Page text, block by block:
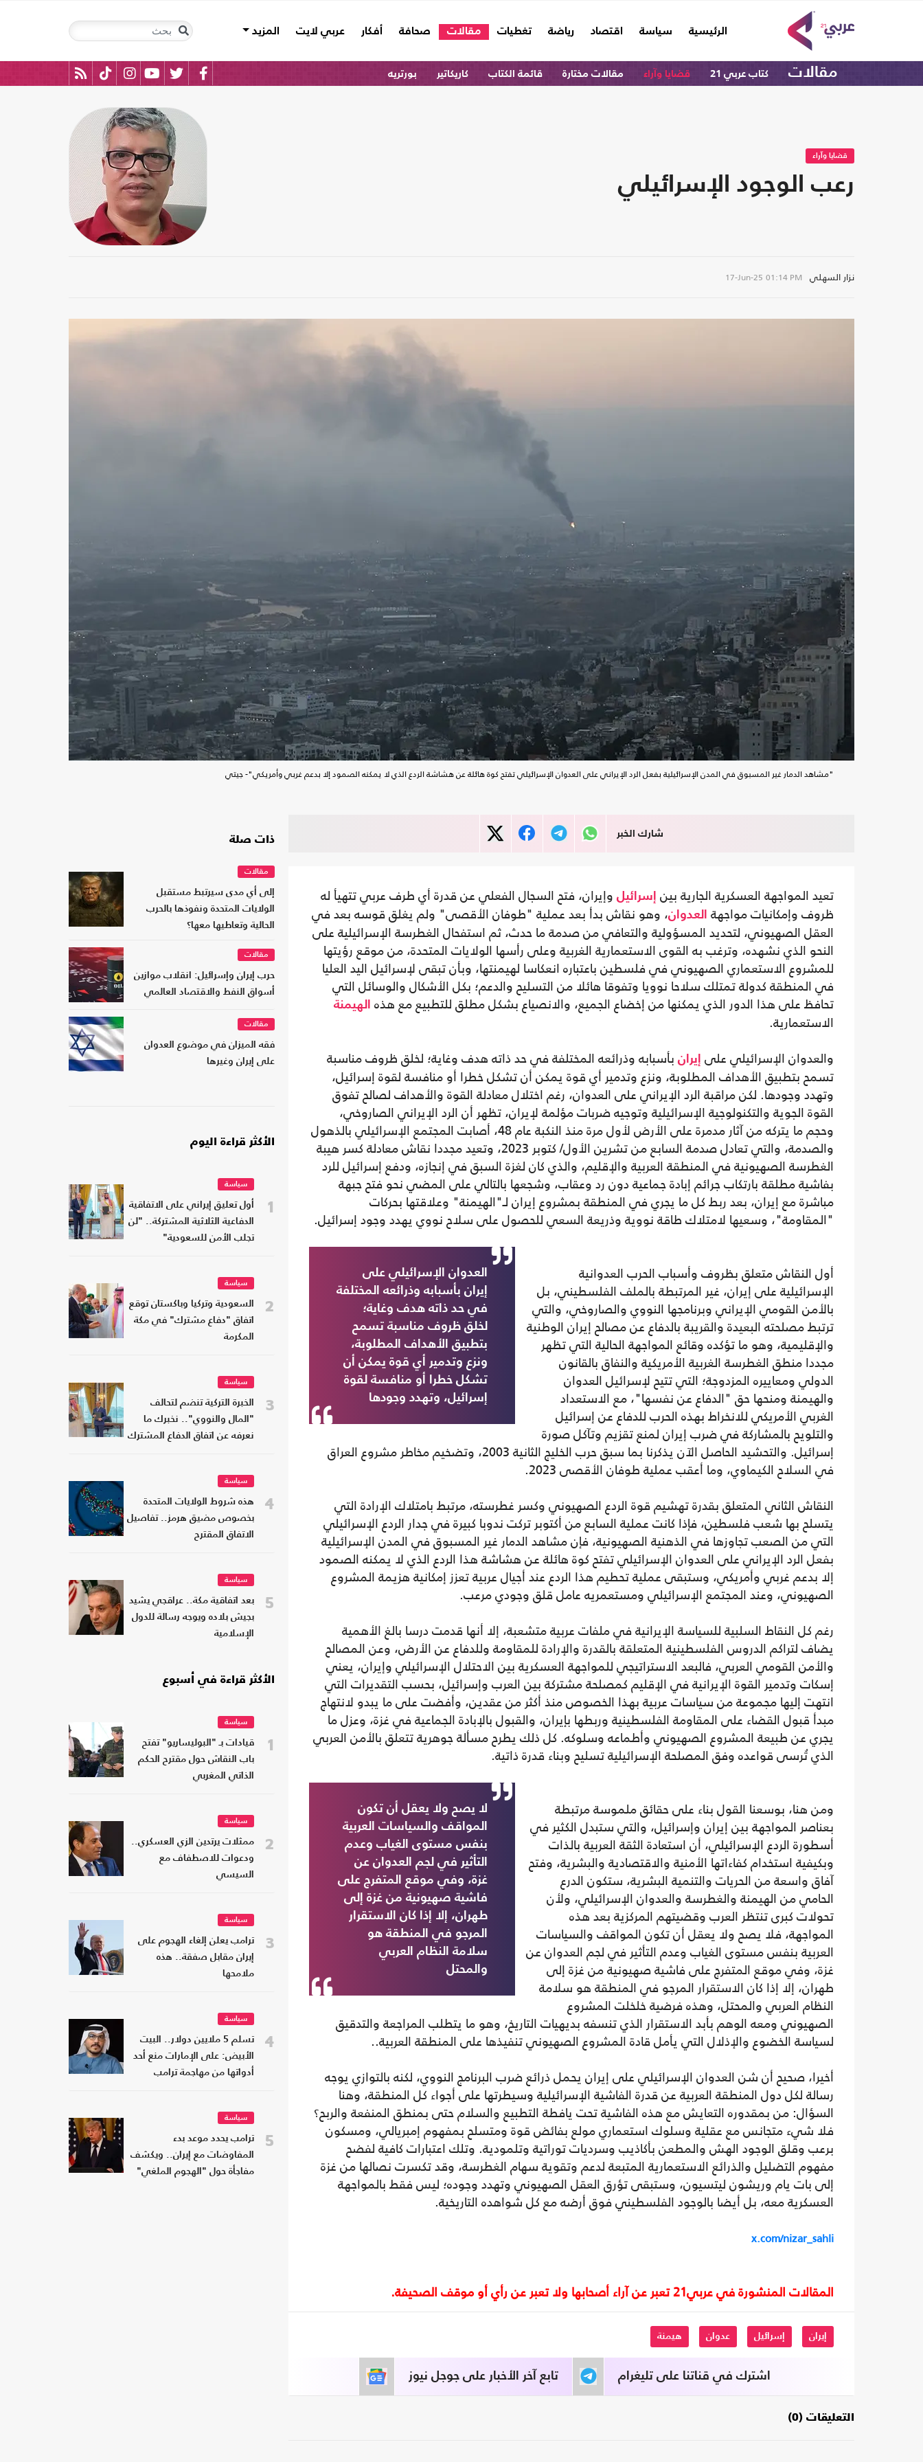
الرئيسية
(current) سياسة اقتصاد رياضة تغطيات مقالات صحافة أفكار عربي لايت المزيد
مقالات كتاب عربي 21 قضايا وآراء مقالات مختارة قائمة الكتاب كاريكاتير بورتريه
قضايا وآراء
رعب الوجود الإسرائيلي
نزار السهلي 17-Jun-25 01:14 PM
"مشاهد الدمار غير المسبوق في المدن الإسرائيلية بفعل الرد الإيراني على العدوان الإسرائيلي تفتح كوة هائلة عن هشاشة الردع الذي لا يمكنه الصمود إلا بدعم غربي وأمريكي"- جيتي
شارك الخبر
تعيد المواجهة العسكرية الجارية بين إسرائيل وإيران، فتح السجال الفعلي عن قدرة أي طرف عربي تتهيأ له
ظروف وإمكانيات مواجهة
العدوان، وهو نقاش بدأ بعد عملية "طوفان الأقصى" ولم يغلق قوسه بعد في
العقل الصهيوني، لتحديد المسؤولية والتعافي من صدمة ما حدث، ثم استفحال الغطرسة الإسرائيلية على
النحو الذي نشهده، وترغب به القوى الاستعمارية الغربية وعلى رأسها الولايات المتحدة، من موقع رؤيتها
للمشروع الاستعماري الصهيوني في فلسطين باعتباره انعكاسا لهيمنتها، وبأن تبقى لإسرائيل اليد العليا
في المنطقة كدولة تمتلك سلاحا نوويا وتفوقا هائلا من التسليح والدعم؛ بكل الأشكال والوسائل التي
تحافظ على هذا الدور الذي يمكنها من إخضاع الجميع، والانصياع بشكل مطلق للتطبيع مع هذه
الهيمنة
الاستعمارية.
والعدوان الإسرائيلي على
إيران بأسبابه وذرائعه المختلفة في حد ذاته هدف وغاية؛ لخلق ظروف مناسبة
تسمح بتطبيق الأهداف المطلوبة، ونزع وتدمير أي قوة يمكن أن تشكل خطرا أو منافسة لقوة إسرائيل،
وتهدد وجودها. لكن مراقبة الرد الإيراني على العدوان، رغم اختلال معادلة القوة والأهداف لصالح تفوق
القوة الجوية والتكنولوجية الإسرائيلية وتوجيه ضربات مؤلمة لإيران، تظهر أن الرد الإيراني الصاروخي،
وحجم ما يتركه من آثار مدمرة على الأرض لأول مرة منذ النكبة عام 48، أصابت المجتمع الإسرائيلي بالذهول
والصدمة، والتي تعادل صدمة السابع من تشرين الأول/ كتوبر 2023، وتعيد مجددا نقاش معادلة كسر هيبة
الغطرسة الصهيونية في المنطقة العربية والإقليم، والذي كان لغزة السبق في إنجازه، ودفع إسرائيل للرد
بفاشية مطلقة بارتكاب جرائم إبادة جماعية دون رد وعقاب، وشجعها بالتالي على المضي نحو فتح جبهة
مباشرة مع إيران، بعد ربط كل ما يجري في المنطقة بمشروع إيران لـ"الهيمنة" وعلاقتها بحركات
"المقاومة"، وسعيها لامتلاك طاقة نووية وذريعة السعي للحصول على سلاح نووي يهدد وجود إسرائيل.
العدوان الإسرائيلي على
إيران بأسبابه وذرائعه المختلفة
في حد ذاته هدف وغاية؛
لخلق ظروف مناسبة تسمح
بتطبيق الأهداف المطلوبة،
ونزع وتدمير أي قوة يمكن أن
تشكل خطرا أو منافسة لقوة
إسرائيل، وتهدد وجودها
أول النقاش متعلق بظروف وأسباب الحرب العدوانية
الإسرائيلية على إيران، غير المرتبطة بالملف الفلسطيني، بل
بالأمن القومي الإيراني وبرنامجها النووي والصاروخي، والتي
ترتبط مصلحته البعيدة والقريبة بالدفاع عن مصالح إيران الوطنية
والإقليمية، وهو ما تؤكده وقائع المواجهة الحالية التي تظهر
مجددا منطق الغطرسة الغربية الأمريكية والنفاق بالقانون
الدولي ومعاييره المزدوجة؛ التي تتيح لإسرائيل العدوان
والهيمنة ومنحها حق "الدفاع عن نفسها"، مع الاستعداد
الغربي الأمريكي للانخراط بهذه الحرب للدفاع عن إسرائيل
والتلويح بالمشاركة في ضرب إيران لمنع تقزيم وتآكل صورة
إسرائيل. والتحشيد الحاصل الآن يذكرنا بما سبق حرب الخليج الثانية 2003، وتضخيم مخاطر مشروع العراق
في السلاح الكيماوي، وما أعقب عملية طوفان الأقصى 2023.
النقاش الثاني المتعلق بقدرة تهشيم قوة الردع الصهيوني وكسر غطرسته، مرتبط بامتلاك الإرادة التي
يتسلح بها شعب فلسطين، فإذا كانت عملية السابع من أكتوبر تركت ندوبا كبيرة في جدار الردع الإسرائيلي
التي من الصعب تجاوزها في الذهنية الصهيونية، فإن مشاهد الدمار غير المسبوق في المدن الإسرائيلية
بفعل الرد الإيراني على العدوان الإسرائيلي تفتح كوة هائلة عن هشاشة هذا الردع الذي لا يمكنه الصمود
إلا بدعم غربي وأمريكي، وستبقى عملية تحطيم هذا الردع عند أجيال عربية تعزز إمكانية هزيمة المشروع
الصهيوني، وعند المجتمع الإسرائيلي ومستعمريه عامل قلق وجودي مرعب.
رغم كل النقاط السلبية للسياسة الإيرانية في ملفات عربية متشعبة، إلا أنها قدمت درسا بالغ الأهمية
يضاف لتراكم الدروس الفلسطينية المتعلقة بالقدرة والإرادة للمقاومة وللدفاع عن الأرض، وعن المصالح
والأمن القومي العربي، فالبعد الاستراتيجي للمواجهة العسكرية بين الاحتلال الإسرائيلي وإيران، يعني
إسكات وتدمير القوة الإيرانية في الإقليم كمصلحة مشتركة بين العرب وإسرائيل، بحسب التقديرات التي
انتهت إليها مجموعة من سياسات عربية بهذا الخصوص منذ أكثر من عقدين، وأفضت على ما يبدو لانتهاج
مبدأ قبول القضاء على المقاومة الفلسطينية وربطها بإيران، والقبول بالإبادة الجماعية في غزة، وعزل ما
يجري عن طبيعة المشروع الصهيوني وأطماعه وسلوكه. كل ذلك يطرح مسألة جوهرية تتعلق بالأمن العربي
الذي تُرسى قواعده وفق المصلحة الإسرائيلية تسليح وبناء قدرة ذاتية.
لا يصح ولا يعقل أن تكون
المواقف والسياسات العربية
بنفس مستوى الغياب وعدم
التأثير في لجم العدوان عن
غزة، وفي موقع المتفرج على
فاشية صهيونية من غزة إلى
طهران، إلا إذا كان الاستقرار
المرجو في المنطقة هو
سلامة النظام العربي
والمحتل
ومن هنا، بوسعنا القول بناء على حقائق ملموسة مرتبطة
بعناصر المواجهة بين إيران وإسرائيل، والتي ستبدل الكثير في
أسطورة الردع الإسرائيلي، أن استعادة الثقة العربية بالذات
وبكيفية استخدام كفاءاتها الأمنية والاقتصادية والبشرية، وفتح
آفاق واسعة من الحريات والتنمية البشرية، ستكون الدرع
الحامي من الهيمنة والغطرسة والعدوان الإسرائيلي، ولأن
تحولات كبرى تنتظر العرب وقضيتهم المركزية بعد هذه
المواجهة، فلا يصح ولا يعقل أن تكون المواقف والسياسات
العربية بنفس مستوى الغياب وعدم التأثير في لجم العدوان عن
غزة، وفي موقع المتفرج على فاشية صهيونية من غزة إلى
طهران، إلا إذا كان الاستقرار المرجو في المنطقة هو سلامة
النظام العربي والمحتل، وهذه فرضية خلخلت المشروع
الصهيوني ومعه الوهم بأبد الاستقرار الذي تنسفه بديهيات التاريخ، وهو ما يتطلب المراجعة والتدقيق
لسياسة الخضوع والإذلال التي يأمل قادة المشروع الصهيوني تنفيذها على المنطقة العربية..
أخيرا، صحيح أن شن العدوان الإسرائيلي على إيران يحمل ذرائع ضرب البرنامج النووي، لكنه بالتوازي يوجه
رسالة لكل دول المنطقة العربية عن قدرة الفاشية الإسرائيلية وسيطرتها على أجواء كل المنطقة، وهنا
السؤال: من بمقدوره التعايش مع هذه الفاشية تحت يافطة التطبيع والسلام حتى بمنطق المنفعة والربح؟
فلا شيء متجانس مع عقلية وسلوك استعماري مولع بفائض قوة ومتسلح بمفهوم إمبريالي، ومسكون
برعب وقلق الوجود الهش والمطعن بأكاذيب وسرديات توراتية وتلمودية. وتلك اعتبارات كافية لفضح
مفهوم التضليل والذرائع الاستعمارية المتبعة لدعم وتقوية سهام الغطرسة، وقد تكسرت نصالها من غزة
إلى بات يام وريشون ليتسيون، وستبقى تؤرق العقل الصهيوني وتهدد وجوده؛ ليس فقط بالمواجهة
العسكرية معه، بل أيضا بالوجود الفلسطيني فوق أرضه مع كل شواهده التاريخية.
x.com/nizar_sahli
المقالات المنشورة في عربي21 تعبر عن آراء أصحابها ولا تعبر عن رأي أو موقف الصحيفة.
إيران إسرائيل عدوان هيمنة
تابع آخر الأخبار على جوجل نيوز اشترك في قناتنا على تليغرام
التعليقات (0)
ذات صلة
مقالات
إلى أي مدى سيرتبط مستقبل
الولايات المتحدة ونفوذها بالحرب
الحالية وتعاطيها معها؟
مقالات
حرب إيران وإسرائيل: انقلاب موازين
أسواق النفط والاقتصاد العالمي
مقالات
فقه الميزان في موضوع العدوان
على إيران وغيرها
الأكثر قراءة اليوم
1
سياسة
أول تعليق إيراني على الاتفاقية
الدفاعية الثلاثية المشتركة.. "لن
تجلب الأمن للسعودية"
2
سياسة
السعودية وتركيا وباكستان توقع
اتفاق "دفاع مشترك" في مكة
المكرمة
3
سياسة
الخبرة التركية تنضم لتحالف
"المال والنووي".. نخبرك ما
نعرفه عن اتفاق الدفاع المشترك
4
سياسة
هذه شروط الولايات المتحدة
بخصوص مضيق هرمز.. تفاصيل
الاتفاق المقترح
5
سياسة
بعد اتفاقية مكة.. عراقجي يشيد
بجيش بلاده ويوجه رسالة للدول
الإسلامية
الأكثر قراءة في أسبوع
1
سياسة
قيادات بـ "البوليساريو" تفتح
باب النقاش حول مقترح الحكم
الذاتي المغربي
2
سياسة
ممثلات يرتدين الزي العسكري..
ودعوات للاصطفاف مع
السيسي
3
سياسة
ترامب يعلن إلغاء الهجوم على
إيران مقابل صفقة.. هذه
ملامحها
4
سياسة
تسلم 5 ملايين دولار.. البيت
الأبيض: على الإمارات منع أحد
أدواتها من مهاجمة ترامب
5
سياسة
ترامب يحدد موعد بدء
المفاوضات مع إيران.. ويكشف
مفاجأة حول "الهجوم الملغي"